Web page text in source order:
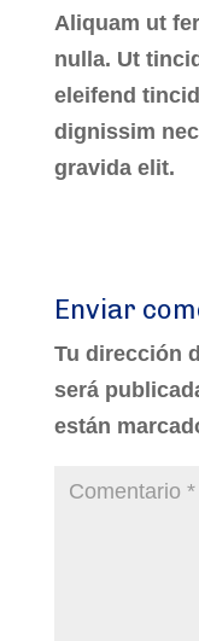
Aliquam ut
nulla. Ut
eleifend
dignissim
gravida elit.
Enviar
Tu dirección
será
están